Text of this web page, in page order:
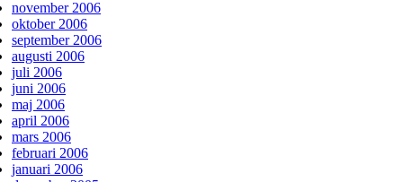
november 2006
oktober 2006
september 2006
augusti 2006
juli 2006
juni 2006
maj 2006
april 2006
mars 2006
februari 2006
januari 2006